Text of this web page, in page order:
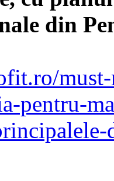
din
must-
pentru-